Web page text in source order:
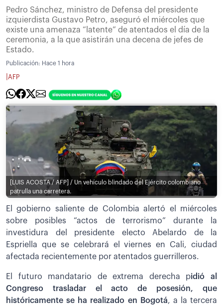
Pedro Sánchez, ministro de Defensa del presidente
izquierdista Gustavo Petro, aseguró el miércoles que
existe una amenaza “latente” de atentados el día de la
ceremonia, a la que asistirán una decena de jefes de
Estado.
Publicación: Hace 1 hora
AFP
[LUIS ACOSTA / AFP] / Un vehículo blindado del Ejército colombiano
patrulla una carretera.
El gobierno saliente de Colombia alertó el miércoles
sobre posibles “actos de terrorismo” durante la
investidura del presidente electo Abelardo de la
Espriella que se celebrará el viernes en Cali, ciudad
afectada recientemente por atentados guerrilleros.
El futuro mandatario de extrema derecha pidió al
Congreso trasladar el acto de posesión, que
históricamente se ha realizado en Bogotá, a la tercera